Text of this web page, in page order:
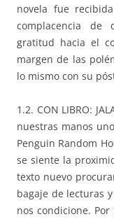
novela fue
complacencia de
gratitud hacia el
margen de las
lo mismo con su
1.2. CON LIBRO:
nuestras manos
Penguin Random
se siente la
texto nuevo
bagaje de lecturas
nos condicione.